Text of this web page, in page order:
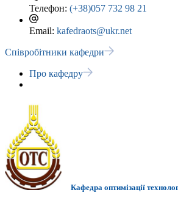
Телефон: (+38)057 732 98 21
Email: kafedraots@ukr.net
Співробітники кафедри
Про кафедру
Кафедра оптимізації